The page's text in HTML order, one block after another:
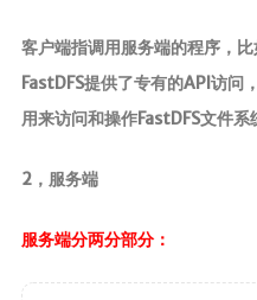
客户端指调用服务端的程序，
FastDFS提供了专有的API访问
用来访问和操作FastDFS文件系
2，服务端
服务端分两分部分：
Zookeeper
Dubbo
SpringCloud
数据库